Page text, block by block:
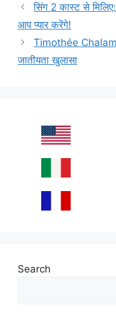
सिंग 2 कास्ट से मिलिए:
आप प्यार करेंगे!
Timothée
जातीयता खुलासा
Search